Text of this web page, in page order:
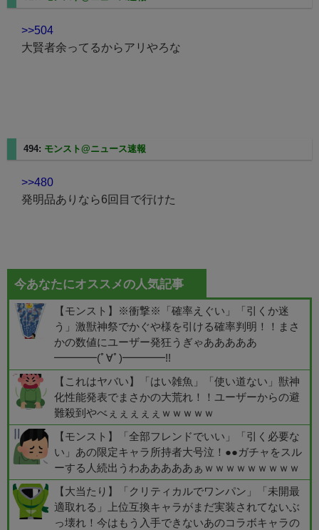
>>504
大賢者余ってるからアリやろな
494: モンスト@ニュース速報
>>480
発明品ありなら6回目で行けた
今あなたにオススメの人気記事
【モンスト】※衝撃※「確率えぐい」「引くか迷
う」激獣神祭でかぐや様を引ける確率判明！！まさ
かの数値にユーザー発狂うぎゃあああああ
━━━━(ﾟ∀ﾟ)━━━━!!
【これはヤバい】「はい雑魚」「使い道ない」獣神
化性能発表でまさかの大荒れ！！ユーザーからの避
難殺到やべぇぇぇぇぇｗｗｗｗｗ
【モンスト】「全部フレンドでいい」「引く必要な
い」あの限定キャラ所持者大号泣！●●ガチャをスル
ーする人続出うわあああああぁｗｗｗｗｗｗｗｗｗ
【大当たり】「クリティカルでワンパン」「未開最
適取れる」上位互換キャラがまだ実装されてないぶ
っ壊れ！今はもう入手できないあのコラボキャラの